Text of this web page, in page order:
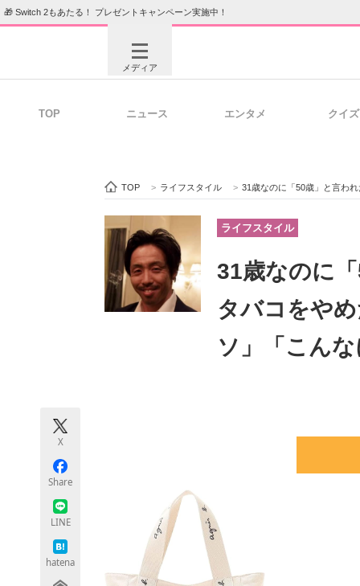
🎁 Switch 2もあたる！ プレゼントキャンペーン実施中！
メディア
ビジネスと働き方のヒント
ITエンジニア向け専門サイト
TOP ニュース エンタメ クイズ
TOP > ライフスタイル > 31歳なのに「50歳」と言われ
ライフスタイル
31歳なのに
タバコをや
ソ」「こん
X
Share
LINE
hatena